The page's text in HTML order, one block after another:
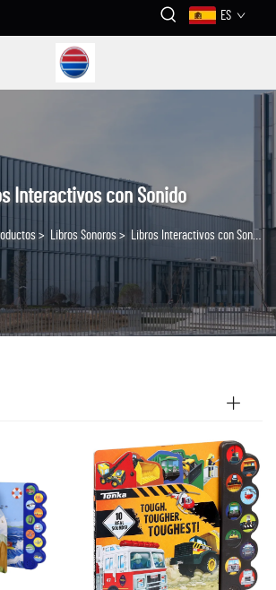
ES
Interactivos con Sonido
> Libros Sonoros > Libros Interactivos con Sonido